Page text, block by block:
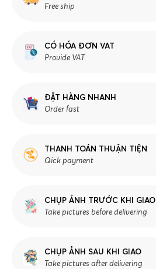
Free ship
CÓ HÓA ĐƠN VAT
Provide VAT
ĐẶT HÀNG NHANH
Order fast
THANH TOÁN THUẬN TIỆN
Qick payment
CHỤP ẢNH TRƯỚC KHI GIAO
Take pictures before delivering
CHỤP ẢNH SAU KHI GIAO
Take pictures after delivering